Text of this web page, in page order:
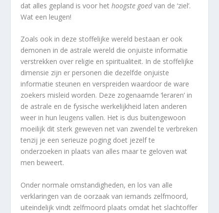
dat alles gepland is voor hethoogste goedvan de ‘ziel’.
Wat een leugen!
Zoals ook in deze stoffelijke wereld bestaan er ook
demonen in de astrale wereld die onjuiste informatie
verstrekken over religie en spiritualiteit. In de stoffelijke
dimensie zijn er personen die dezelfde onjuiste
informatie steunen en verspreiden waardoor de ware
zoekers misleid worden. Deze zogenaamde ‘leraren’ in
de astrale en de fysische werkelijkheid laten anderen
weer in hun leugens vallen. Het is dus buitengewoon
moeilijk dit sterk geweven net van zwendel te verbreken
tenzij je een serieuze poging doet jezelf te
onderzoeken in plaats van alles maar te geloven wat
men beweert.
Onder normale omstandigheden, en los van alle
verklaringen van de oorzaak van iemands zelfmoord,
uiteindelijk vindt zelfmoord plaats omdat het slachtoffer